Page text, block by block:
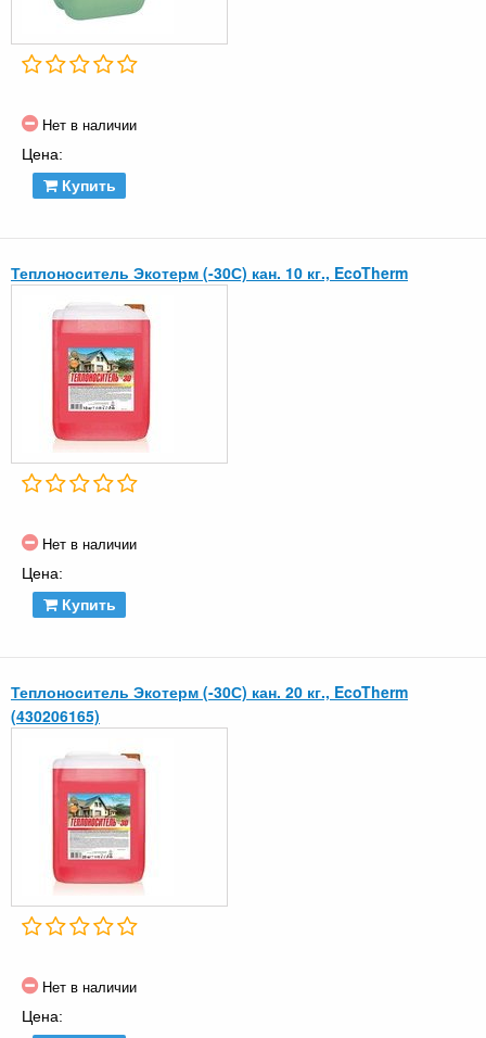
Нет в наличии
Цена:
Купить
Теплоноситель Экотерм (-30С) кан. 10 кг., EcoTherm
Нет в наличии
Цена:
Купить
Теплоноситель Экотерм (-30С) кан. 20 кг., EcoTherm
(430206165)
Нет в наличии
Цена: